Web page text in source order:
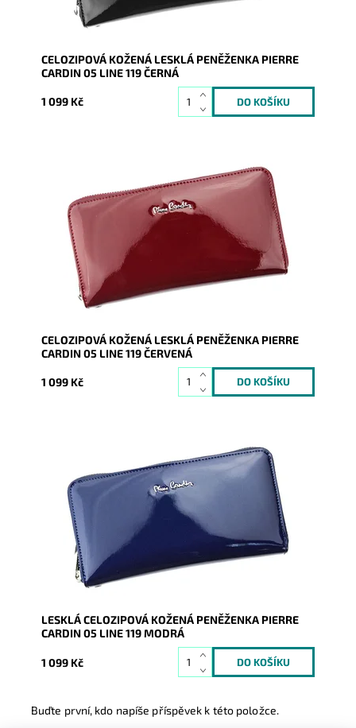
CELOZIPOVÁ KOŽENÁ LESKLÁ PENĚŽENKA PIERRE
CARDIN 05 LINE 119 ČERNÁ
1 099 Kč
Velmi luxusní kožená peněženka známé značky Pierre
Cardin v červené barvě s koženým páskem, který...
Dostupnost:
Skladem
Značka:
Pierre Cardin
Záruka:
2 roky
CELOZIPOVÁ KOŽENÁ LESKLÁ PENĚŽENKA PIERRE
CARDIN 05 LINE 119 ČERVENÁ
1 099 Kč
Velmi luxusní kožená peněženka, k níž je
dodáván kožený pásek, díky němuž lze peněženku
nosit na...
Dostupnost:
Skladem
Značka:
Pierre Cardin
Záruka:
2 roky
LESKLÁ CELOZIPOVÁ KOŽENÁ PENĚŽENKA PIERRE
CARDIN 05 LINE 119 MODRÁ
1 099 Kč
Buďte první, kdo napíše příspěvek k této položce.